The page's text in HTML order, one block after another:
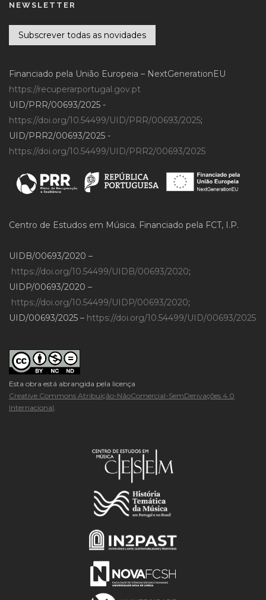
NEWSLETTER
Subscrever todas as novidades
Financiado pela União Europeia – NextGenerationEU
https://recuperarportugal.gov.pt
UID/PRR/00693/2025 -
https://doi.org/10.54499/UID/PRR/00693/2025;
UID/PRR2/00693/2025 -
https://doi.org/10.54499/UID/PRR2/00693/2025
Centro de Estudos em Música. Financiado pela FCT, I.P.
UIDB/00693/2020 –
https://doi.org/10.54499/UIDB/00693/2020;
UIDP/00693/2020 –
https://doi.org/10.54499/UIDP/00693/2020;
UID/00693/2025 – https://doi.org/10.54499/UID/00693/2025
Esta obra está abrangida pela licença
Creative Commons Atribuição-NãoComercial-SemDerivações 4.0
Internacional.